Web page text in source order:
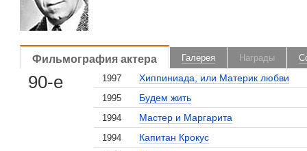
Фильмография актера Галерея Награды
90-е 1997 Хиппиниада, или Материк любви
1995 Будем жить
1994 Мастер и Маргарита
1994 Капитан Крокус